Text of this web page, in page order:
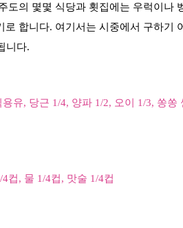
도의 몇몇 식당과 횟집에는 우럭이나
합니다. 여기서는 시중에서 구하기
니다.
유, 당근 1/4, 양파 1/2, 오이 1/3, 쏭쏭
컵, 물 1/4컵, 맛술 1/4컵